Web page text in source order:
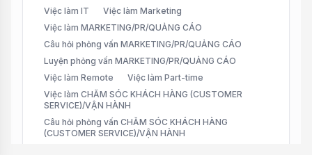
Việc làm IT
Việc làm Marketing
Việc làm MARKETING/PR/QUẢNG CÁO
Câu hỏi phỏng vấn MARKETING/PR/QUẢNG CÁO
Luyện phỏng vấn MARKETING/PR/QUẢNG CÁO
Việc làm Remote
Việc làm Part-time
Việc làm CHĂM SÓC KHÁCH HÀNG (CUSTOMER
SERVICE)/VẬN HÀNH
Câu hỏi phỏng vấn CHĂM SÓC KHÁCH HÀNG
(CUSTOMER SERVICE)/VẬN HÀNH